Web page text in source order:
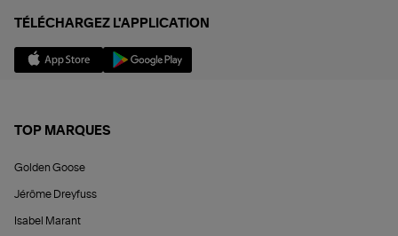
TÉLÉCHARGEZ L'APPLICATION
TOP MARQUES
Golden Goose
Jérôme Dreyfuss
Isabel Marant